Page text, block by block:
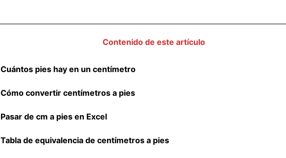
Contenido de este artículo
Cuántos pies hay en un centímetro
Cómo convertir centímetros a pies
Pasar de cm a pies en Excel
Tabla de equivalencia de centímetros a pies